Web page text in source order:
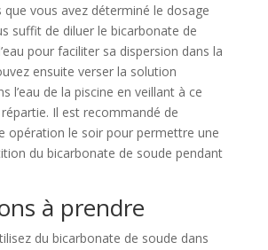
que vous avez déterminé le dosage
suffit de diluer le bicarbonate de
pour faciliter sa dispersion dans la
ensuite verser la solution
l’eau de la piscine en veillant à ce
répartie. Il est recommandé de
opération le soir pour permettre une
du bicarbonate de soude pendant
à prendre
du bicarbonate de soude dans